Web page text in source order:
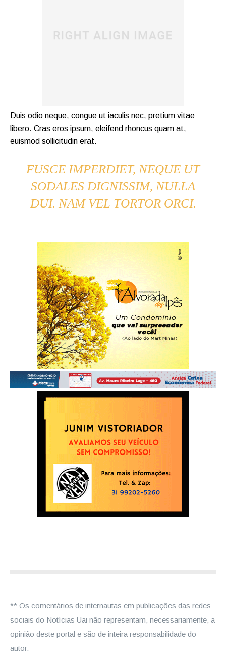
Duis odio neque, congue ut iaculis nec, pretium vitae
libero. Cras eros ipsum, eleifend rhoncus quam at,
euismod sollicitudin erat.
FUSCE IMPERDIET, NEQUE UT
SODALES DIGNISSIM, NULLA
DUI. NAM VEL TORTOR ORCI.
** Os comentários de internautas em publicações das redes
sociais do Notícias Uai não representam, necessariamente, a
opinião deste portal e são de inteira responsabilidade do
autor.